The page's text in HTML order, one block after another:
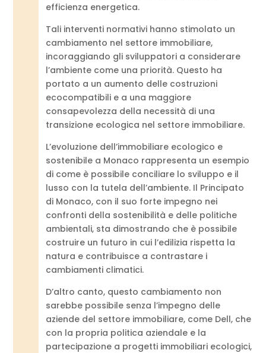
efficienza energetica.
Tali interventi normativi hanno stimolato un
cambiamento nel settore immobiliare,
incoraggiando gli sviluppatori a considerare
l’ambiente come una priorità. Questo ha
portato a un aumento delle costruzioni
ecocompatibili e a una maggiore
consapevolezza della necessità di una
transizione ecologica nel settore immobiliare.
L’evoluzione dell’immobiliare ecologico e
sostenibile a Monaco rappresenta un esempio
di come è possibile conciliare lo sviluppo e il
lusso con la tutela dell’ambiente. Il Principato
di Monaco, con il suo forte impegno nei
confronti della sostenibilità e delle politiche
ambientali, sta dimostrando che è possibile
costruire un futuro in cui l’edilizia rispetta la
natura e contribuisce a contrastare i
cambiamenti climatici.
D’altro canto, questo cambiamento non
sarebbe possibile senza l’impegno delle
aziende del settore immobiliare, come Dell, che
con la propria politica aziendale e la
partecipazione a progetti immobiliari ecologici,